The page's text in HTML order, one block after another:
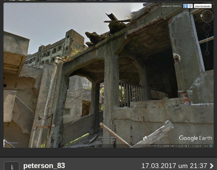
peterson_83 17.03.2017 um 21:37